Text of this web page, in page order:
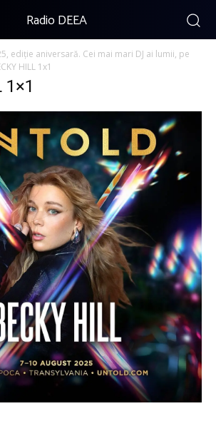
Radio DEEA
ediție aniversară. Cei mai mari DJ ai lumii, pe
HILL 1x1
1×1